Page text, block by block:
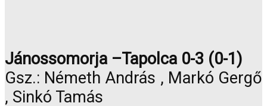
Jánossomorja –Tapolca 0-3 (0-1)
Gsz.: Németh András , Markó Gergő
, Sinkó Tamás